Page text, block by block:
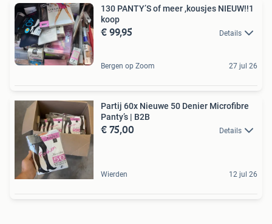
130 PANTY’S of meer ,kousjes NIEUW!!1
koop
€ 99,95 Details
Bergen op Zoom 27 jul 26
Partij 60x Nieuwe 50 Denier Microfibre
Panty’s | B2B
€ 75,00 Details
Wierden 12 jul 26